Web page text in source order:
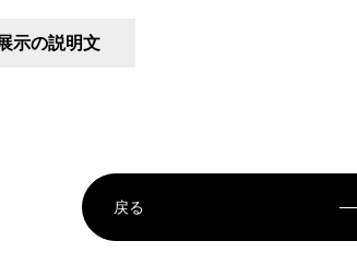
示の説明文
戻る